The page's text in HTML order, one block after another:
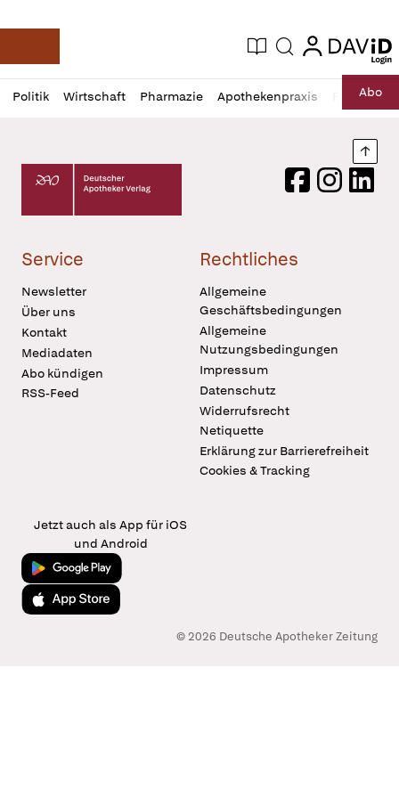
Deutsche Apotheker Zeitung
Aktuelle Ausgabe
Suche login
login
Politik Wirtschaft Pharmazie Apothekenpraxis RechtAbo
Profil
öffnen
Daz
Pur
Deutscher Apotheker Verlag Logo
FacebookInstagram
Service
Newsletter
Über uns
Kontakt
Mediadaten
Abo kündigen
RSS-Feed
Rechtliches
Allgemeine
Geschäftsbedingungen
Allgemeine
Nutzungsbedingungen
Impressum
Datenschutz
Widerrufsrecht
Netiquette
Erklärung zur Barrierefreiheit
Cookies & Tracking
Jetzt auch als App für iOS
und Android
Jetzt bei Google Play
Laden im App Store
© 2026 Deutsche Apotheker Zeitung